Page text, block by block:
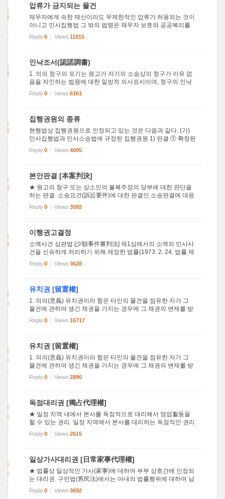
압류가 금지되는 물건
채무자에게 속한 재산이라도 무제한적인 압류가 허용되는 것이
아니고 민사집행법 그 밖의 법령은 채무자 보호와 공공복리를
위한 사회정책적 견지에서 압류가 금지되는 물건을 규정하고
있다. 압류금지규정은 강행 규정이므로, 집행관은 압류 금지물
Reply6 Views 11815
인낙조서(認諾調書)
1. 의의 청구의 포기는 원고가 자기의 소송상의 청구가 이유 없
음을 자인하는 법원에 대한 일방적 의사표시이며, 청구의 인낙
은 피고가 원고의 소송상의 청구가 이유 있음을 자인하는 법원
에 대한 일방적 의사표시이다. 청구의 포기 또는 인낙이 변론조
Reply0 Views 6161
집행권원의 종류
현행법상 집행권원으로 인정되고 있는 것은 다음과 같다. (가)
민사집행법과 민사소송법에 규정된 집행권원 1) 판결 ① 확정된
종국판결(민집 24조) ② 가집행의 선고가 있는 종국판결(민집 2
4조) ③ 외국법원의 판결에 대한 집행판결(민집 26조 1항) 2) 판
Reply0 Views 4005
본안판결 [本案判決]
★ 원고의 청구 또는 상소인의 불복주장의 당부에 대한 판단을
하는 판결. 소송요건(訴訟要件)에 대한 판결인 소송판결에 대응
한다. 법원은 소(訴)의 제기가 있으면 먼저 소송요건을 판단하여
소송판결을 한다. 소가 소송요건을 갖추지 못한 경우에는 각하
Reply0 Views 3592
이행권고결정
소액사건 심판법 [少額事件審判法] 제1심에서의 소액의 민사사
건을 신속하게 처리하기 위해 제정한 법률(1973. 2. 24. 법률 제
2547호). 소송물가액이 2천만원 이하인 민사 소액사건의 경우,
법원이 서면으로 피고에게 의무 이행을 권고하는데, 이 경우 피
Reply0 Views 3628
유치권 [留置權]
1. 의의(意義) 유치권이라 함은 타인의 물건을 점유한 자가 그
물건에 관하여 생긴 채권을 가지는 경우에 그 채권의 변제를 받
을 때까지 그 물건을 유치할 수 있는 법정담보물건을 말한다.(민
법320조1항) 예컨대 시계나 자동차, 등 타인의 물건을 수선한
Reply0 Views 16717
유치권 [留置權]
1. 의의(意義) 유치권이라 함은 타인의 물건을 점유한 자가 그
물건에 관하여 생긴 채권을 가지는 경우에 그 채권의 변제를 받
을 때까지 그 물건을 유치할 수 있는 법정담보물건을 말한다.(민
법320조1항) 예컨대 시계나 자동차, 등 타인의 물건을 수선한
Reply0 Views 2890
독점대리권 [獨占代理權]
★ 일정 지역 내에서 본사를 독점적으로 대리해서 영업활동을
할 수 있는 권리. 일정 지역에서 본사를 대리하는 독점적인 권리
이다. 영업활동을 적극적으로 할 수 있도록 하나의 지역에 대해
하나의 대리점만을 두어 그 지역 내의 영업활동을 독점적으로
Reply0 Views 2615
일상가사대리권 [日常家事代理權]
★ 법률상 일상적인 가사(家事)에 대하여 부부 상호간에 인정되
는 대리권. 구민법(舊民法)에서는 아내의 법률행위에 대하여 남
편이 책임을 졌지만, 현행 민법은 부부평등의 원칙에 따라 부부
상호간에는 일상적인 가사에 관하여 서로 대리권이 있다고 규
Reply0 Views 3692